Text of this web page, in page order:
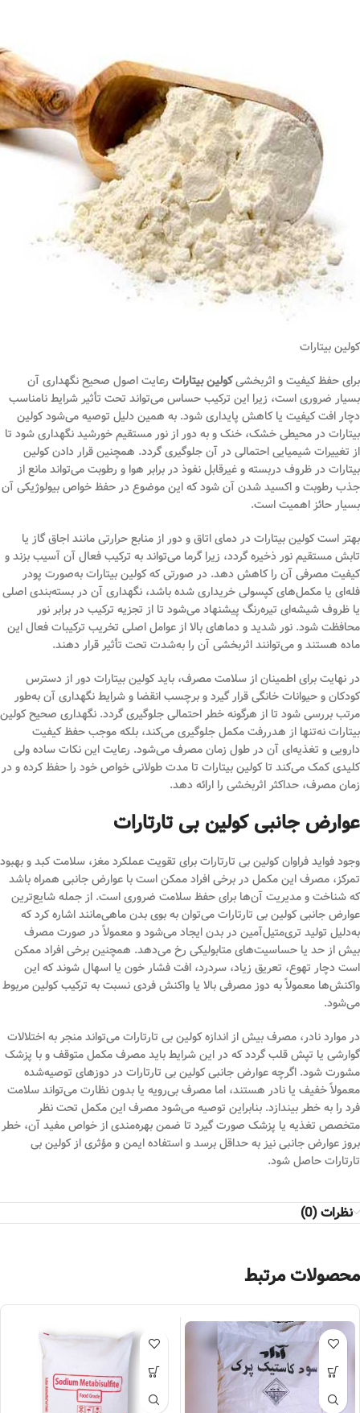
کولین بیتارات
برای حفظ کیفیت و اثربخشیکولین بیتارات رعایت اصول صحیح نگهداری آن
بسیار ضروری است، زیرا این ترکیب حساس می‌تواند تحت تأثیر شرایط نامناسب
دچار افت کیفیت یا کاهش پایداری شود. به همین دلیل توصیه می‌شود کولین
بیتارات در محیطی خشک، خنک و به دور از نور مستقیم خورشید نگهداری شود تا
از تغییرات شیمیایی احتمالی در آن جلوگیری گردد. همچنین قرار دادن کولین
بیتارات در ظروف دربسته و غیرقابل نفوذ در برابر هوا و رطوبت می‌تواند مانع از
جذب رطوبت و اکسید شدن آن شود که این موضوع در حفظ خواص بیولوژیکی آن
بسیار حائز اهمیت است.
بهتر است کولین بیتارات در دمای اتاق و دور از منابع حرارتی مانند اجاق گاز یا
تابش مستقیم نور ذخیره گردد، زیرا گرما می‌تواند به ترکیب فعال آن آسیب بزند و
کیفیت مصرفی آن را کاهش دهد. در صورتی که کولین بیتارات به‌صورت پودر
فله‌ای یا مکمل‌های کپسولی خریداری شده باشد، نگهداری آن در بسته‌بندی اصلی
یا ظروف شیشه‌ای تیره‌رنگ پیشنهاد می‌شود تا از تجزیه ترکیب در برابر نور
محافظت شود. نور شدید و دماهای بالا از عوامل اصلی تخریب ترکیبات فعال این
ماده هستند و می‌توانند اثربخشی آن را به‌شدت تحت تأثیر قرار دهند.
در نهایت برای اطمینان از سلامت مصرف، باید کولین بیتارات دور از دسترس
کودکان و حیوانات خانگی قرار گیرد و برچسب انقضا و شرایط نگهداری آن به‌طور
مرتب بررسی شود تا از هرگونه خطر احتمالی جلوگیری گردد. نگهداری صحیح کولین
بیتارات نه‌تنها از هدررفت مکمل جلوگیری می‌کند، بلکه موجب حفظ کیفیت
دارویی و تغذیه‌ای آن در طول زمان مصرف می‌شود. رعایت این نکات ساده ولی
کلیدی کمک می‌کند تا کولین بیتارات تا مدت طولانی خواص خود را حفظ کرده و در
زمان مصرف، حداکثر اثربخشی را ارائه دهد.
عوارض جانبی کولین بی تارتارات
وجود فواید فراوان کولین بی تارتارات برای تقویت عملکرد مغز، سلامت کبد و بهبود
تمرکز، مصرف این مکمل در برخی افراد ممکن است با عوارض جانبی همراه باشد
که شناخت و مدیریت آن‌ها برای حفظ سلامت ضروری است. از جمله شایع‌ترین
عوارض جانبی کولین بی تارتارات می‌توان به بوی بدن ماهی‌مانند اشاره کرد که
به‌دلیل تولید تری‌متیل‌آمین در بدن ایجاد می‌شود و معمولاً در صورت مصرف
بیش از حد یا حساسیت‌های متابولیکی رخ می‌دهد. همچنین برخی افراد ممکن
است دچار تهوع، تعریق زیاد، سردرد، افت فشار خون یا اسهال شوند که این
واکنش‌ها معمولاً به دوز مصرفی بالا یا واکنش فردی نسبت به ترکیب کولین مربوط
می‌شود.
در موارد نادر، مصرف بیش از اندازه کولین بی تارتارات می‌تواند منجر به اختلالات
گوارشی یا تپش قلب گردد که در این شرایط باید مصرف مکمل متوقف و با پزشک
مشورت شود. اگرچه عوارض جانبی کولین بی تارتارات در دوزهای توصیه‌شده
معمولاً خفیف یا نادر هستند، اما مصرف بی‌رویه یا بدون نظارت می‌تواند سلامت
فرد را به خطر بیندازد. بنابراین توصیه می‌شود مصرف این مکمل تحت نظر
متخصص تغذیه یا پزشک صورت گیرد تا ضمن بهره‌مندی از خواص مفید آن، خطر
بروز عوارض جانبی نیز به حداقل برسد و استفاده ایمن و مؤثری از کولین بی
تارتارات حاصل شود.
نظرات (0)
محصولات مرتبط